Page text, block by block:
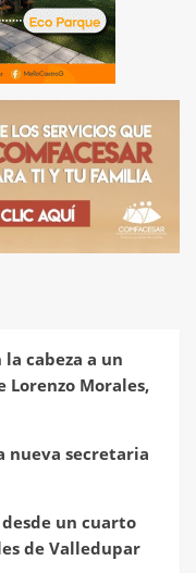
cabeza a un
Lorenzo Morales,
nueva secretaria
desde un cuarto
de Valledupar